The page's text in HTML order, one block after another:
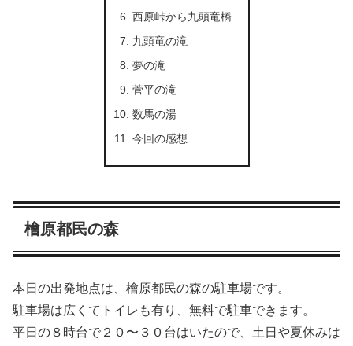
西原峠から九頭竜橋
九頭竜の滝
夢の滝
菅平の滝
数馬の湯
今回の感想
檜原都民の森
本日の出発地点は、檜原都民の森の駐車場です。
駐車場は広くてトイレも有り、無料で駐車できます。
平日の８時台で２０〜３０台はいたので、土日や夏休みは